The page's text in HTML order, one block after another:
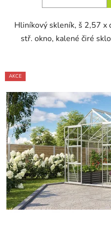
Hliníkový skleník, š 2,57 x
stř. okno, kalené čiré
AKCE